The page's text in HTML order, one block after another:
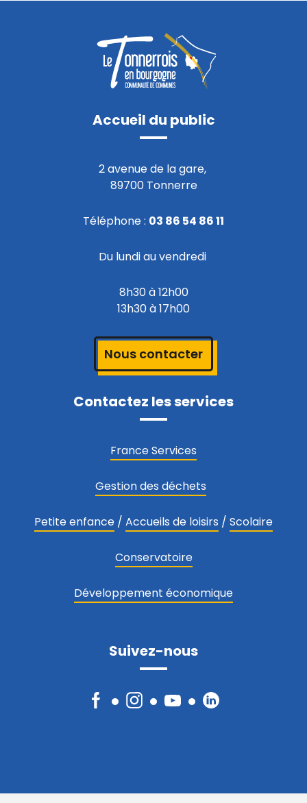
Accueil du public
2 avenue de la gare,
89700 Tonnerre
Téléphone : 03 86 54 86 11
Du lundi au vendredi
8h30 à 12h00
13h30 à 17h00
Nous contacter
Contactez les services
France Services
Gestion des déchets
Petite enfance / Accueils de loisirs / Scolaire
Conservatoire
Développement économique
Suivez-nous
FacebookInstagramYouTubeLinkedIn